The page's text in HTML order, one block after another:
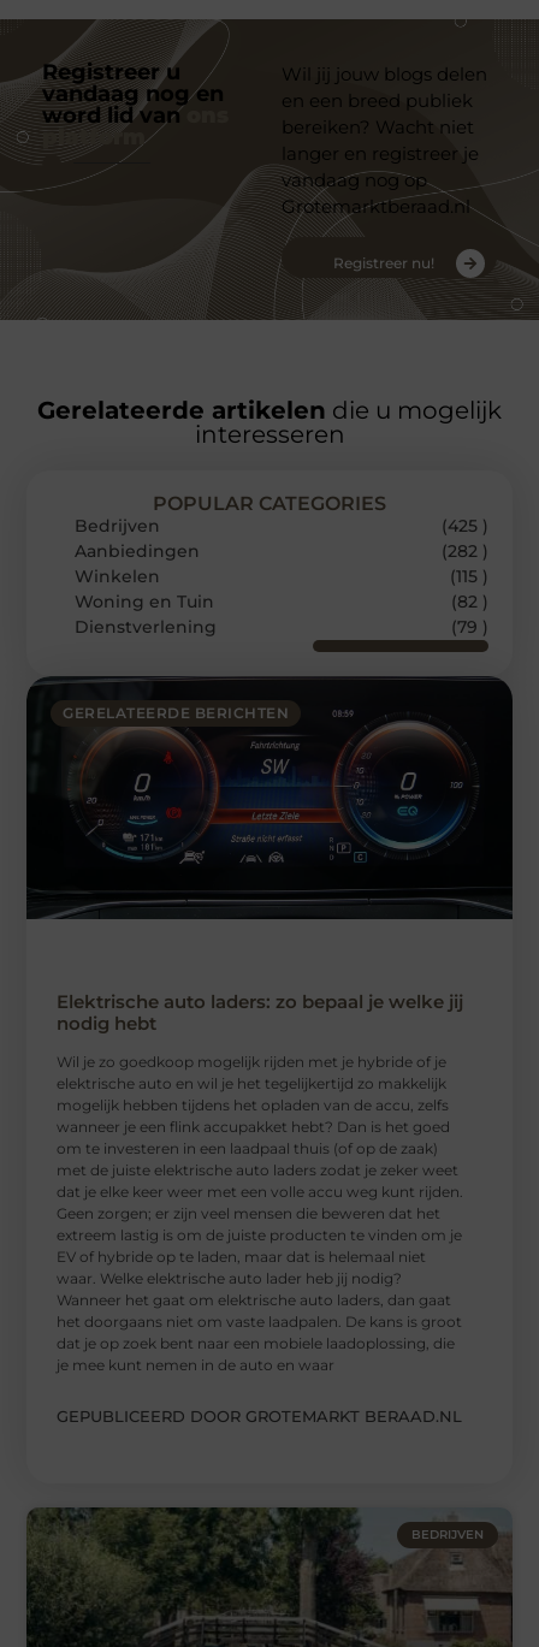
Registreer u
vandaag nog en
word lid van
platform
Wil jij jouw blogs delen
en een breed publiek
bereiken? Wacht niet
langer en registreer je
vandaag nog op
Grotemarktberaad.nl
Registreer nu!
Gerelateerde artikelen die u mogelijk
interesseren
GERELATEERDE BERICHTEN
Elektrische auto laders: zo bepaal je welke jij
nodig hebt
Wil je zo goedkoop mogelijk rijden met je hybride of je
elektrische auto en wil je het tegelijkertijd zo makkelijk
mogelijk hebben tijdens het opladen van de accu, zelfs
wanneer je een flink accupakket hebt? Dan is het goed
om te investeren in een laadpaal thuis (of op de zaak)
met de juiste elektrische auto laders zodat je zeker weet
dat je elke keer weer met een volle accu weg kunt rijden.
Geen zorgen; er zijn veel mensen die beweren dat het
extreem lastig is om de juiste producten te vinden om je
EV of hybride op te laden, maar dat is helemaal niet
waar. Welke elektrische auto lader heb jij nodig?
Wanneer het gaat om elektrische auto laders, dan gaat
het doorgaans niet om vaste laadpalen. De kans is groot
dat je op zoek bent naar een mobiele laadoplossing, die
je mee kunt nemen in de auto en waar
GEPUBLICEERD DOOR GROTEMARKT BERAAD.NL
POPULAR CATEGORIES
Bedrijven
(425 )
Aanbiedingen
(282 )
Winkelen
(115 )
Woning en Tuin
(82 )
Dienstverlening
(79 )
BEDRIJVEN